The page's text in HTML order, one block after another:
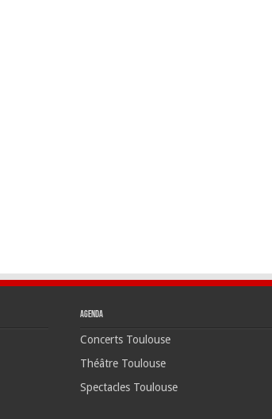
Agenda
Concerts Toulouse
Théâtre Toulouse
Spectacles Toulouse